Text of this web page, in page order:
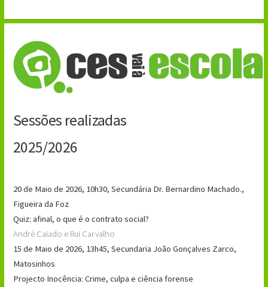
Sessões realizadas
2025/2026
20 de Maio de 2026, 10h30, Secundária Dr. Bernardino Machado.,
Figueira da Foz
Quiz: afinal, o que é o contrato social?
André Caiado e Rui Carvalho
15 de Maio de 2026, 13h45, Secundaria João Gonçalves Zarco,
Matosinhos
Projecto Inocência: Crime, culpa e ciência forense